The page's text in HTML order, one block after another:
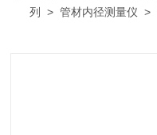
列
>管材内径测量仪 >